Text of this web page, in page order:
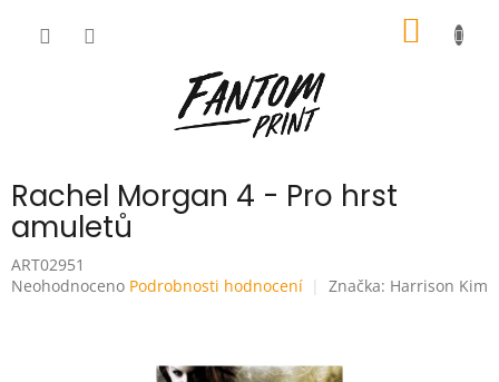
Rachel Morgan 4 - Pro hrst
amuletů
ART02951
Průměrné
Neohodnoceno Podrobnosti hodnocení Značka: Harrison Kim